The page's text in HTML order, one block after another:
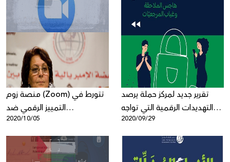
منصة زوم (Zoom) تتورط في
التمييز الرقمي ضد
2020/10/05
تقرير جديد لمركز حملة يرصد
التهديدات الرقمية التي تواجه
2020/09/29